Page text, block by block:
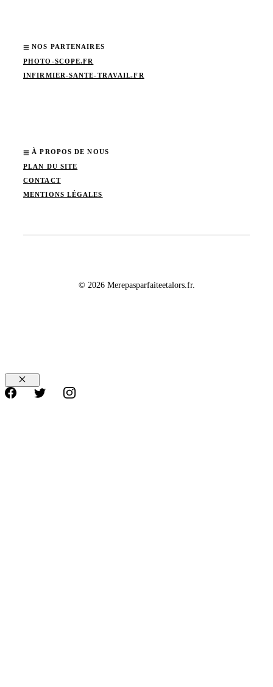
NOS PARTENAIRES
PHOTO-SCOPE.FR
INFIRMIER-SANTE-TRAVAIL.FR
À PROPOS DE NOUS
PLAN DU SITE
CONTACT
MENTIONS LÉGALES
© 2026 Merepasparfaiteetalors.fr.
Fermer